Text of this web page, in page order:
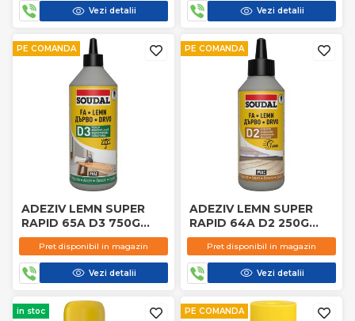
Vezi detalii Vezi detalii
PE COMANDA
ADEZIV LEMN SUPER
RAPID 65A D3 750G
SOUDAL
Pret disponibil in magazin
Vezi detalii
PE COMANDA
ADEZIV LEMN SUPER
RAPID 64A D2 250G
SOUDAL
Pret disponibil in magazin
Vezi detalii
in stoc PE COMANDA